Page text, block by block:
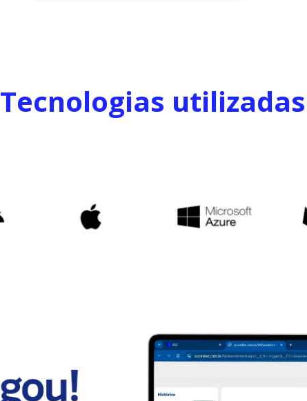
Tecnologias utilizadas